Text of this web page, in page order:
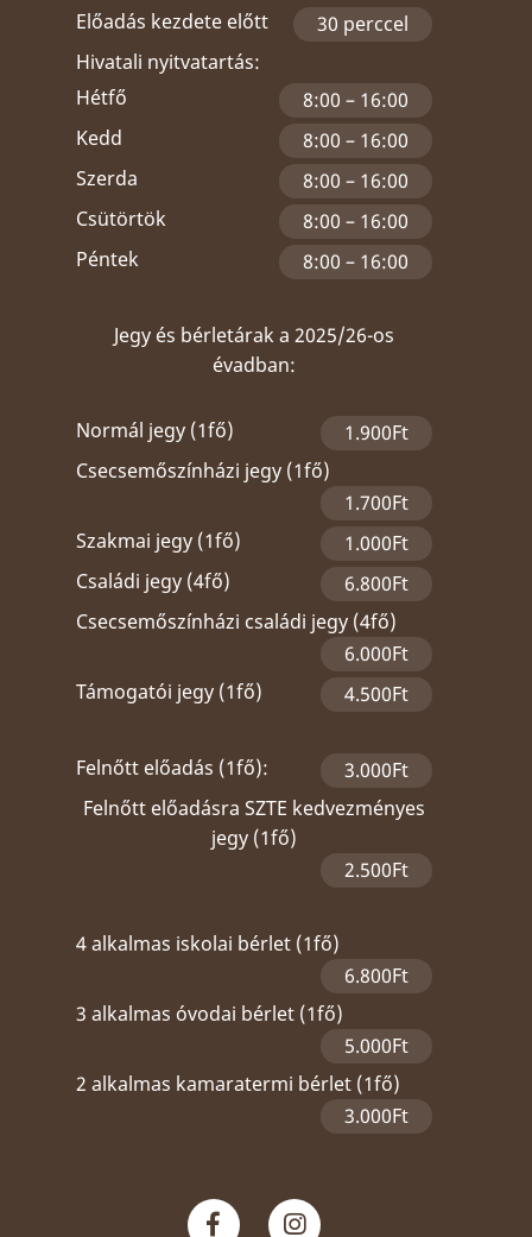
Előadás kezdete előtt
30 perccel
Hivatali nyitvatartás:
Hétfő
8:00 – 16:00
Kedd
8:00 – 16:00
Szerda
8:00 – 16:00
Csütörtök
8:00 – 16:00
Péntek
8:00 – 16:00
Jegy és bérletárak a 2025/26-os
évadban:
Normál jegy (1fő)
1.900Ft
Csecsemőszínházi jegy (1fő)
1.700Ft
Szakmai jegy (1fő)
1.000Ft
Családi jegy (4fő)
6.800Ft
Csecsemőszínházi családi jegy (4fő)
6.000Ft
Támogatói jegy (1fő)
4.500Ft
Felnőtt előadás (1fő):
3.000Ft
Felnőtt előadásra SZTE kedvezményes
jegy (1fő)
2.500Ft
4 alkalmas iskolai bérlet (1fő)
6.800Ft
3 alkalmas óvodai bérlet (1fő)
5.000Ft
2 alkalmas kamaratermi bérlet (1fő)
3.000Ft